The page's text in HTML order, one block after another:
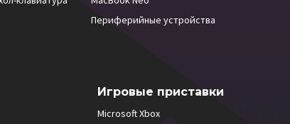
Периферийные устройства
Игровые приставки
Microsoft Xbox